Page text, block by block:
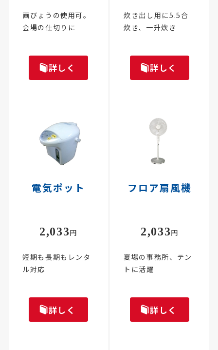
画びょうの使用可。
会場の仕切りに
詳しく
炊き出し用に5.5合
炊き、一升炊き
詳しく
電気ポット
2,033円
短期も長期もレンタ
ル対応
詳しく
フロア扇風機
2,033円
夏場の事務所、テン
トに活躍
詳しく